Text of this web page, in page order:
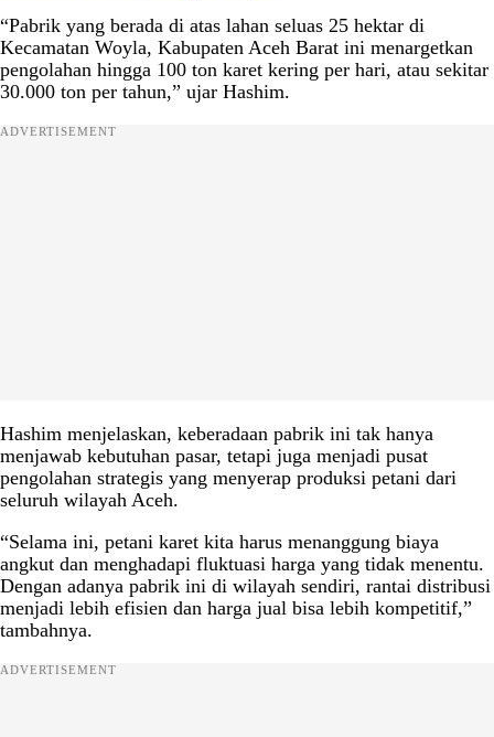
“Pabrik yang berada di atas lahan seluas 25 hektar di
Kecamatan Woyla, Kabupaten Aceh Barat ini menargetkan
pengolahan hingga 100 ton karet kering per hari, atau sekitar
30.000 ton per tahun,” ujar Hashim.
ADVERTISEMENT
Hashim menjelaskan, keberadaan pabrik ini tak hanya
menjawab kebutuhan pasar, tetapi juga menjadi pusat
pengolahan strategis yang menyerap produksi petani dari
seluruh wilayah Aceh.
“Selama ini, petani karet kita harus menanggung biaya
angkut dan menghadapi fluktuasi harga yang tidak menentu.
Dengan adanya pabrik ini di wilayah sendiri, rantai distribusi
menjadi lebih efisien dan harga jual bisa lebih kompetitif,”
tambahnya.
ADVERTISEMENT